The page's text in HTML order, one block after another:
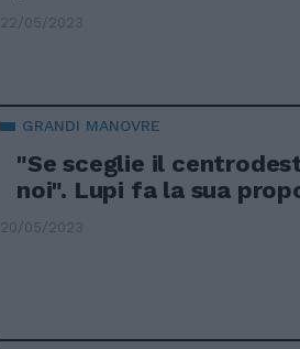
22/05/2023
GRANDI MANOVRE
"Se sceglie il
noi". Lupi fa la sua
20/05/2023